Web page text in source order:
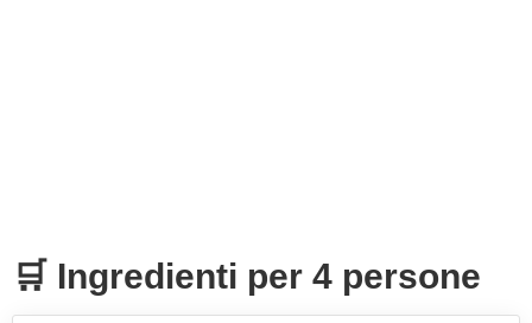
🛒 Ingredienti per 4 persone